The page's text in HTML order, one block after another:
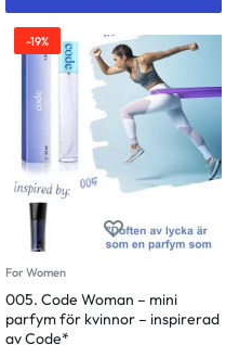
-19%
For Women
005. Code Woman – mini
parfym för kvinnor – inspirerad
av Code*